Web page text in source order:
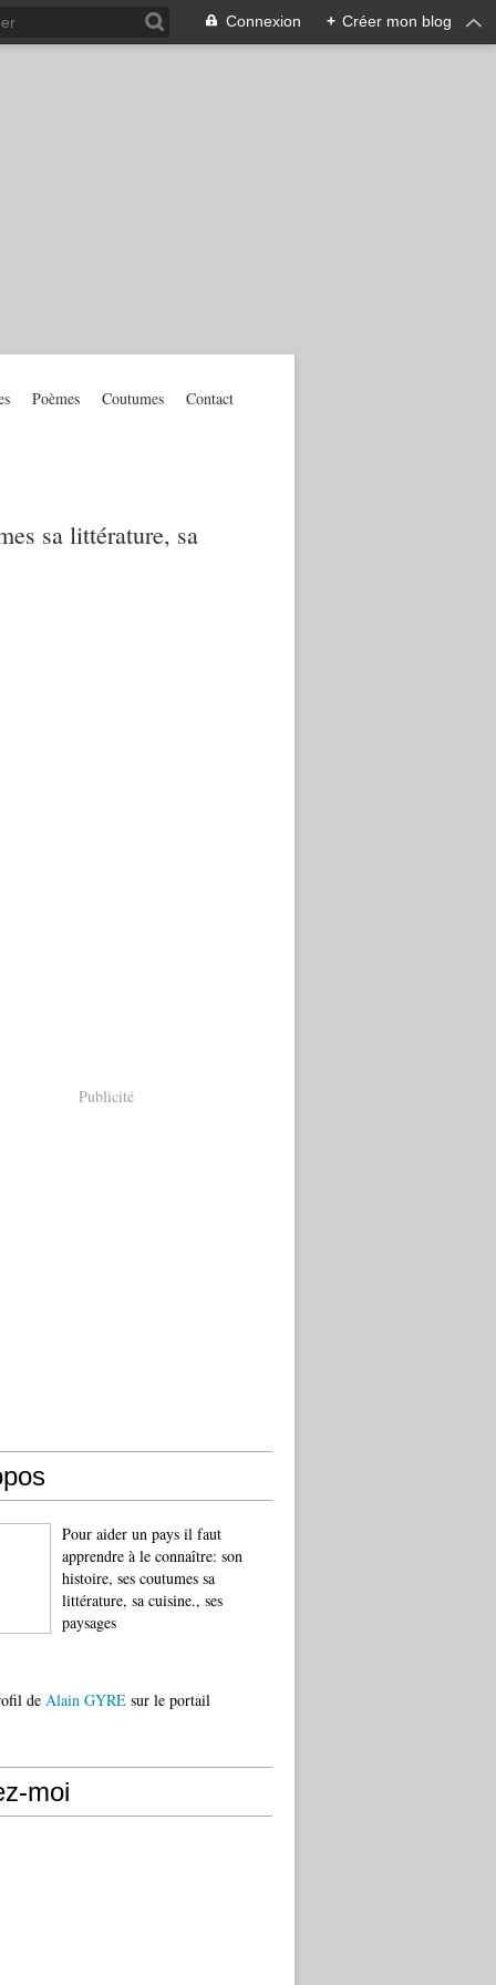
Connexion + Créer mon blog
sa littérature, sa
Poèmes Coutumes Contact
Publicité
Pour aider un pays il faut
apprendre à le connaître: son
histoire, ses coutumes sa
littérature, sa cuisine., ses
paysages
de Alain GYRE sur le portail
moi